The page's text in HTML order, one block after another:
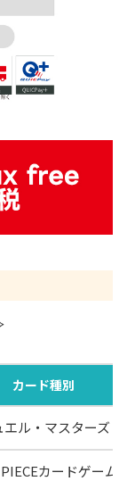
カード種別
エル・マスターズ
カードゲーム